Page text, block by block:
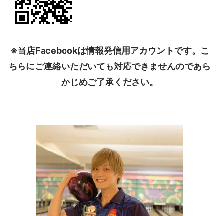
※当店Facebookは情報発信用アカウントです。こ
ちらにご連絡いただいても対応できませんのであら
かじめご了承ください。